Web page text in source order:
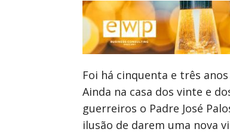
Foi há cinquenta e três
Ainda na casa dos vinte e
guerreiros o Padre José
ilusão de darem uma nova